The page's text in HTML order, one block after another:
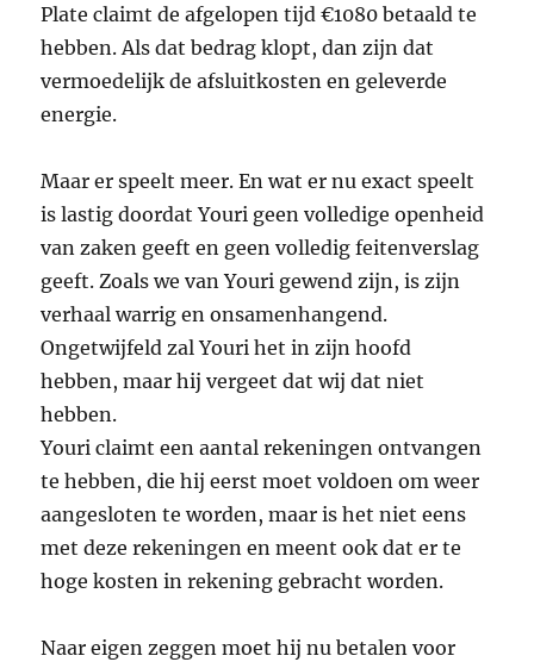
Plate claimt de afgelopen tijd €1080 betaald te
hebben. Als dat bedrag klopt, dan zijn dat
vermoedelijk de afsluitkosten en geleverde
energie.
Maar er speelt meer. En wat er nu exact speelt
is lastig doordat Youri geen volledige openheid
van zaken geeft en geen volledig feitenverslag
geeft. Zoals we van Youri gewend zijn, is zijn
verhaal warrig en onsamenhangend.
Ongetwijfeld zal Youri het in zijn hoofd
hebben, maar hij vergeet dat wij dat niet
hebben.
Youri claimt een aantal rekeningen ontvangen
te hebben, die hij eerst moet voldoen om weer
aangesloten te worden, maar is het niet eens
met deze rekeningen en meent ook dat er te
hoge kosten in rekening gebracht worden.
Naar eigen zeggen moet hij nu betalen voor